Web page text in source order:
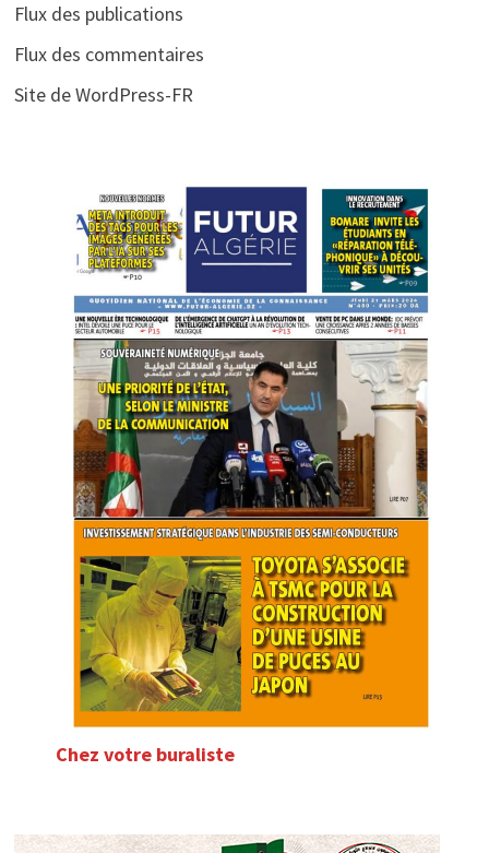
Flux des publications
Flux des commentaires
Site de WordPress-FR
Chez votre buraliste